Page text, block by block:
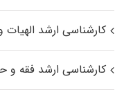
کارشناسی ارشد
کارشناسی ارشد فقه و